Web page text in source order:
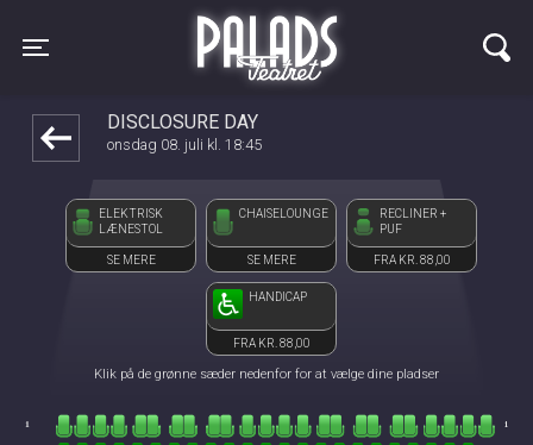
Toggle navigation
Palads Teatret
DISCLOSURE DAY
onsdag 08. juli kl. 18:45
ELEKTRISK
LÆNESTOL
SE MERE
CHAISELOUNGE
SE MERE
RECLINER +
PUF
FRA KR. 88,00
HANDICAP
FRA KR. 88,00
Klik på de grønne sæder nedenfor for at vælge dine pladser
1step-front02 015001